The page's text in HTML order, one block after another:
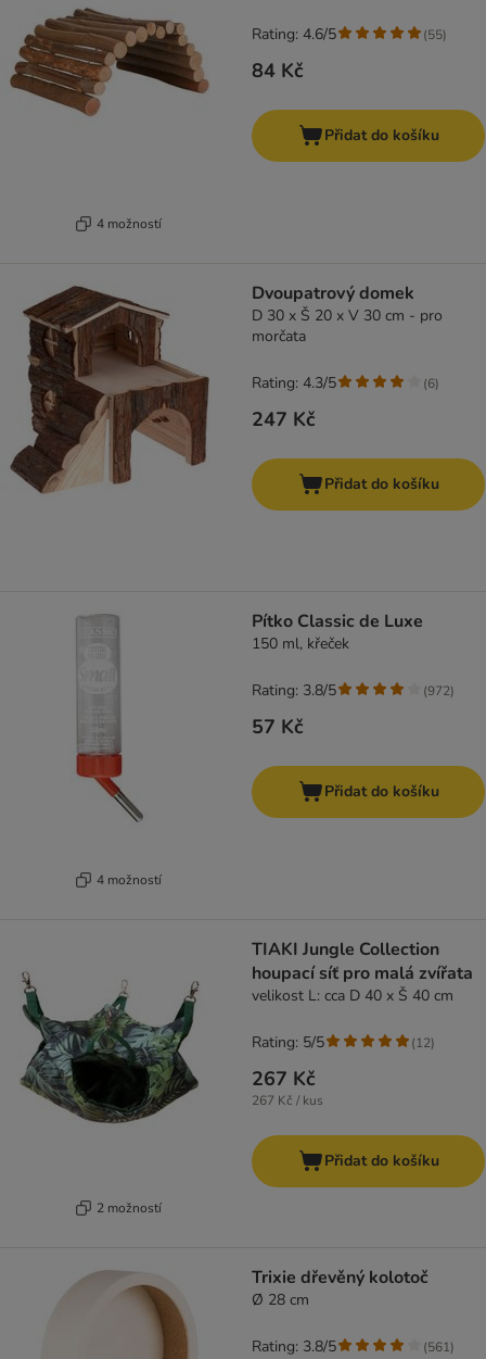
4 možností
84 Kč
Rating: 4.6/5 (55)
Přidat do košíku
Dvoupatrový domek
D 30 x Š 20 x V 30 cm - pro
morčata
247 Kč
Rating: 4.3/5 (6)
Přidat do košíku
4 možností
Pítko Classic de Luxe
150 ml, křeček
57 Kč
Rating: 3.8/5 (972)
Přidat do košíku
2 možností
TIAKI Jungle Collection
houpací síť pro malá zvířata
velikost L: cca D 40 x Š 40 cm
267 Kč
267 Kč / kus
Rating: 5/5 (12)
Přidat do košíku
Trixie dřevěný kolotoč
Ø 28 cm
Rating: 3.8/5 (561)